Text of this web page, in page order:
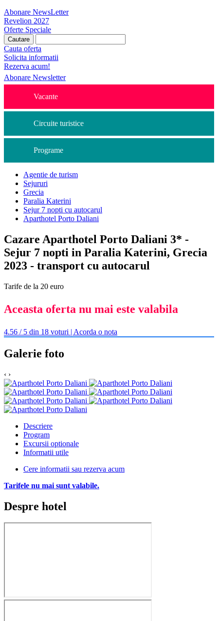
Abonare NewsLetter
Revelion 2027
Oferte Speciale
Cauta oferta
Solicita informatii
Rezerva acum!
Abonare Newsletter
Vacante
Circuite turistice
Programe
Agentie de turism
Sejururi
Grecia
Paralia Katerini
Sejur 7 nopti cu autocarul
Aparthotel Porto Daliani
Cazare Aparthotel Porto Daliani 3* -
Sejur 7 nopti in Paralia Katerini, Grecia
2023 - transport cu autocarul
Tarife de la 20 euro
Aceasta oferta nu mai este valabila
4.56 / 5 din 18 voturi | Acorda o nota
Galerie foto
‹ ›
Descriere
Program
Excursii optionale
Informatii utile
Cere informatii sau rezerva acum
Tarifele nu mai sunt valabile.
Despre hotel